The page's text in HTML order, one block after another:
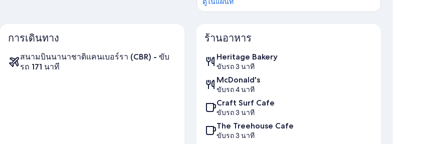
การเดินทาง
สนามบินนานาชาติแคนเบอร์รา (CBR) - ขับ
รถ 171 นาที
ร้านอาหาร
Heritage Bakery
ขับรถ 3 นาที
McDonald's
ขับรถ 4 นาที
Craft Surf Cafe
ขับรถ 3 นาที
The Treehouse Cafe
ขับรถ 3 นาที